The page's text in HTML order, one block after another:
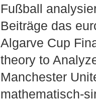
Fußball
Beiträge das
Algarve Cup
theory to
Manchester
mathematisch-